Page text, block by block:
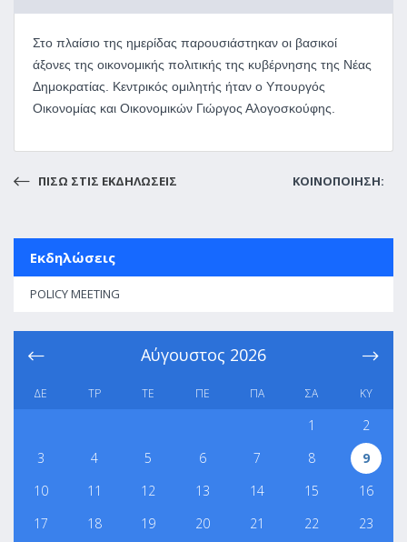
Στο πλαίσιο της ημερίδας παρουσιάστηκαν οι βασικοί
άξονες της οικονομικής πολιτικής της κυβέρνησης της Νέας
Δημοκρατίας. Κεντρικός ομιλητής ήταν ο Υπουργός
Οικονομίας και Οικονομικών Γιώργος Αλογοσκούφης.
ΠΙΣΩ ΣΤΙΣ ΕΚΔΗΛΩΣΕΙΣ ΚΟΙΝΟΠΟΙΗΣΗ:
Εκδηλώσεις
POLICY MEETING
Αύγουστος 2026
ΔΕ ΤΡ ΤΕ ΠΕ ΠΑ ΣΑ ΚΥ
1
2
3
4 5 6 7 8
9
10
11 12 13 14 15
16
17
18 19 20 21 22
23